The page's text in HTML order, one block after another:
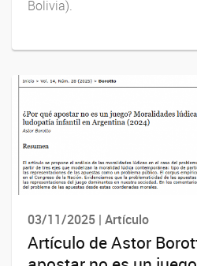
Bolivia).
03/11/2025 | Artículo
Artículo de Astor